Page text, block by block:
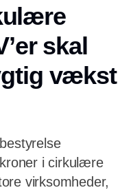
skal
vækst
i cirkulære
virksomheder,